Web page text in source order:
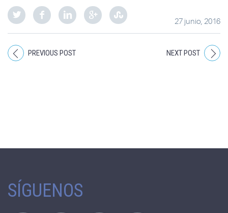
27 junio, 2016
PREVIOUS POST NEXT POST
SÍGUENOS